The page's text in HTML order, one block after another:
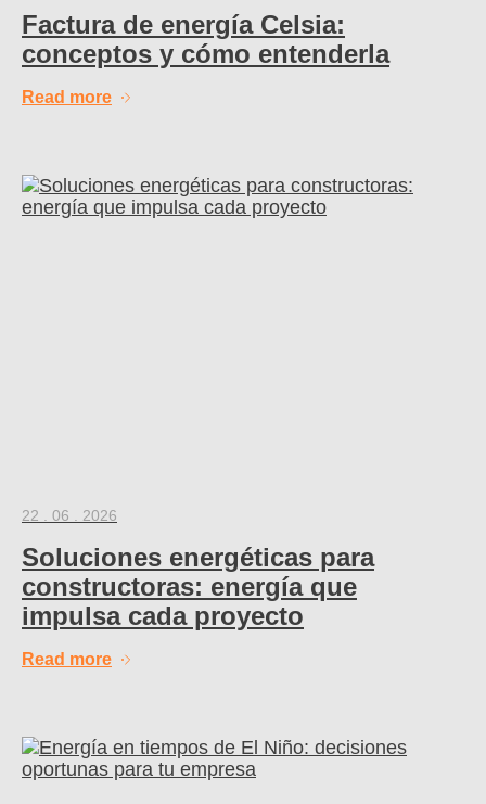
Factura de energía Celsia:
conceptos y cómo entenderla
Read more
22 . 06 . 2026
Soluciones energéticas para
constructoras: energía que
impulsa cada proyecto
Read more